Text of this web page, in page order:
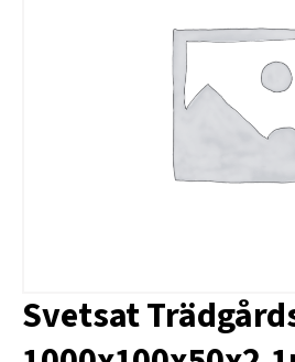
Svetsat